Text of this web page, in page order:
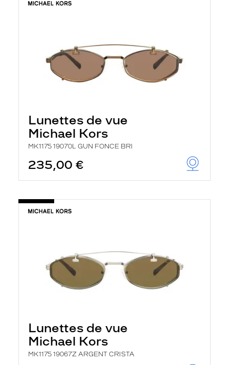
Lunettes de vue
Michael Kors
MK1175 19070L GUN FONCE BRI
235,00 €
Lunettes de vue
Michael Kors
MK1175 19067Z ARGENT CRISTA